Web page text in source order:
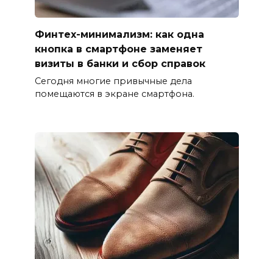
Финтех-минимализм: как одна
кнопка в смартфоне заменяет
визиты в банки и сбор справок
Сегодня многие привычные дела
помещаются в экране смартфона.